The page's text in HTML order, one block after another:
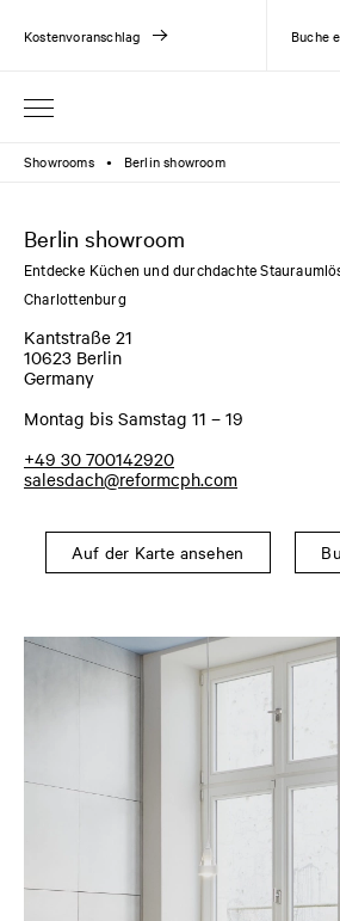
Kostenvoranschlag Buche
Showrooms ● Berlin showroom
Berlin showroom
Entdecke Küchen und durchdachte
Charlottenburg
Kantstraße 21
10623 Berlin
Germany
Montag bis Samstag 11 – 19
+49 30 700142920
salesdach@reformcph.com
Auf der Karte ansehen